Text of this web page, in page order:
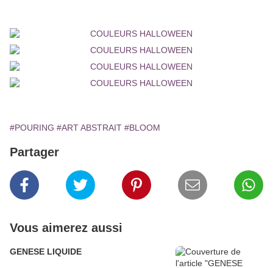
#POURING #ART ABSTRAIT #BLOOM
Partager
Vous aimerez aussi
GENESE LIQUIDE